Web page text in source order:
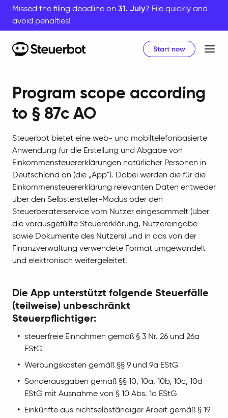
Missed the filing deadline on 31. July? File quickly and
avoid penalties!
Start now
Program scope according
to § 87c AO
Steuerbot bietet eine web- und mobiltelefonbasierte
Anwendung für die Erstellung und Abgabe von
Einkommensteuererklärungen natürlicher Personen in
Deutschland an (die „App"). Dabei werden die für die
Einkommensteuererklärung relevanten Daten entweder
über den Selbstersteller-Modus oder den
Steuerberaterservice vom Nutzer eingesammelt (über
die vorausgefüllte Steuererklärung, Nutzereingabe
sowie Dokumente des Nutzers) und in das von der
Finanzverwaltung verwendete Format umgewandelt
und elektronisch weitergeleitet.
Die App unterstützt folgende Steuerfälle
(teilweise) unbeschränkt
Steuerpflichtiger:
steuerfreie Einnahmen gemäß § 3 Nr. 26 und 26a
EStG
Werbungskosten gemäß §§ 9 und 9a EStG
Sonderausgaben gemäß §§ 10, 10a, 10b, 10c, 10d
EStG mit Ausnahme von § 10 Abs. 1a EStG
Einkünfte aus nichtselbständiger Arbeit gemäß § 19